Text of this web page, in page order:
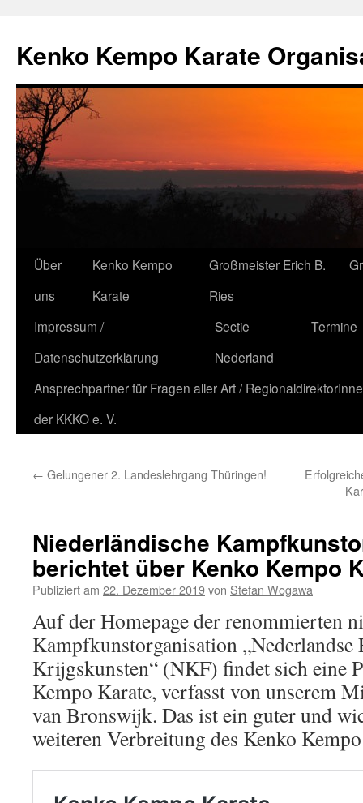
Kenko Kempo Karate
Zum
Inhalt
springen
Über
uns
Kenko Kempo
Karate
Großmeister Erich B.
Ries
Impressum /
Datenschutzerklärung
Sectie
Nederland
Termine
Ansprechpartner für Fragen aller Art /
der KKKO e. V.
← Gelungener 2. Landeslehrgang Thüringen!
Niederländische
berichtet über Kenko Kempo
Publiziert am 22. Dezember 2019von Stefan Wogawa
Auf der Homepage der renommierten
Kampfkunstorganisation „Nederlandse
Krijgskunsten“ (NKF) findet sich eine
Kempo Karate, verfasst von unserem
van Bronswijk. Das ist ein guter und
weiteren Verbreitung des Kenko